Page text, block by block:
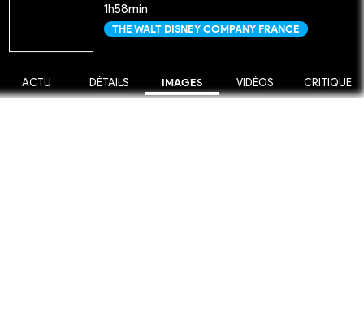
1h58min
THE WALT DISNEY COMPANY FRANCE
ACTU DÉTAILS IMAGES VIDÉOS CRITIQUE